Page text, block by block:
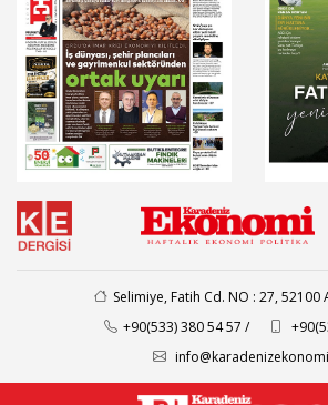
Selimiye, Fatih Cd. NO : 27,
+90(533) 380 54 57 /